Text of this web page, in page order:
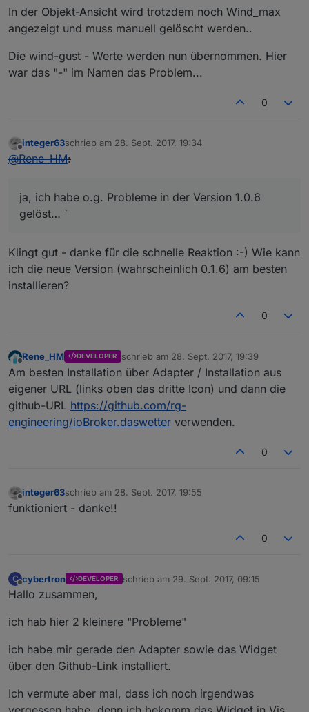
In der Objekt-Ansicht wird trotzdem noch Wind_max
angezeigt und muss manuell gelöscht werden..
Die wind-gust - Werte werden nun übernommen. Hier
war das "-" im Namen das Problem...
0
Offline
integer63schrieb am 28. Sept. 2017, 19:34
zuletzt editiert von
@Rene_HM:
ja, ich habe o.g. Probleme in der Version 1.0.6
gelöst… `
Klingt gut - danke für die schnelle Reaktion :-) Wie kann
ich die neue Version (wahrscheinlich 0.1.6) am besten
installieren?
0
Offline
Rene_HM DEVELOPER schrieb am 28. Sept. 2017, 19:39
zuletzt editiert von
Am besten Installation über Adapter / Installation aus
eigener URL (links oben das dritte Icon) und dann die
github-URL https://github.com/rg-
engineering/ioBroker.daswetter verwenden.
0
Offline
integer63schrieb am 28. Sept. 2017, 19:55
zuletzt editiert von
funktioniert - danke!!
0
C
Offline
cybertron DEVELOPER schrieb am 29. Sept. 2017, 09:15
zuletzt editiert von
Hallo zusammen,
ich hab hier 2 kleinere "Probleme"
ich habe mir gerade den Adapter sowie das Widget
über den Github-Link installiert.
Ich vermute aber mal, dass ich noch irgendwas